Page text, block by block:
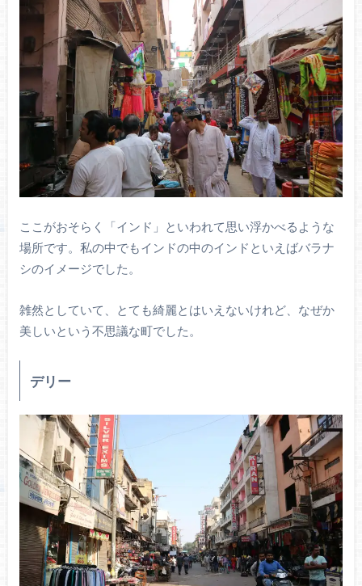
ここがおそらく「インド」といわれて思い浮かべるような
場所です。私の中でもインドの中のインドといえばバラナ
シのイメージでした。
雑然としていて、とても綺麗とはいえないけれど、なぜか
美しいという不思議な町でした。
デリー